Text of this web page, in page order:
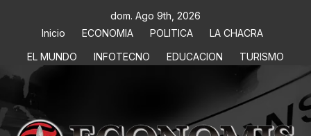
dom. Ago 9th, 2026
Inicio
ECONOMIA POLITICA
LA CHACRA
EL MUNDO
INFOTECNO EDUCACION TURISMO